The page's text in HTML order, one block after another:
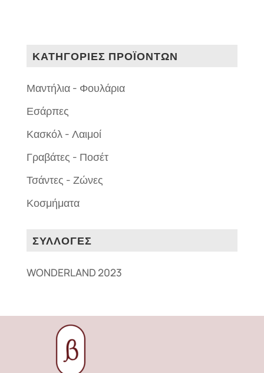
ΚΑΤΗΓΟΡΙΕΣ ΠΡΟΪΟΝΤΩΝ
Μαντήλια - Φουλάρια
Εσάρπες
Κασκόλ - Λαιμοί
Γραβάτες - Ποσέτ
Τσάντες - Ζώνες
Κοσμήματα
ΣΥΛΛΟΓΕΣ
WONDERLAND 2023